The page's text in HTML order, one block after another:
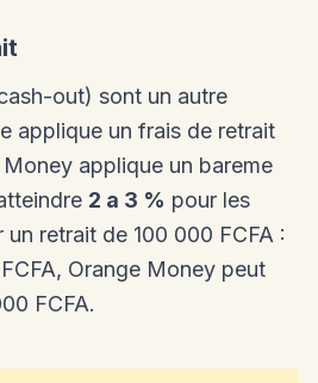
out) sont un autre
applique un frais de retrait
applique un bareme
2 a 3 % pour les
retrait de 100 000 FCFA :
Orange Money peut
FCFA.